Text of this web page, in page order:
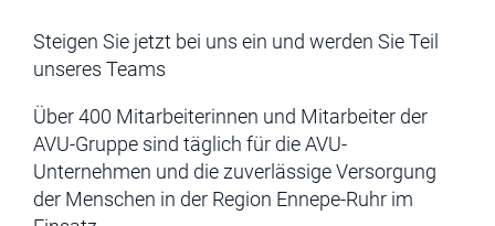
Steigen Sie jetzt bei uns ein und werden Sie Teil
unseres Teams
Über 400 Mitarbeiterinnen und Mitarbeiter der
AVU-Gruppe sind täglich für die AVU-
Unternehmen und die zuverlässige Versorgung
der Menschen in der Region Ennepe-Ruhr im